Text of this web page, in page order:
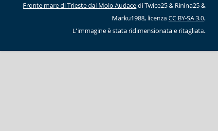
Fronte mare di Trieste dal Molo Audacedi Twice25 & Rinina25 &
Marku1988, licenzaCC BY-SA 3.0.
L'immagine è stata ridimensionata e ritagliata.